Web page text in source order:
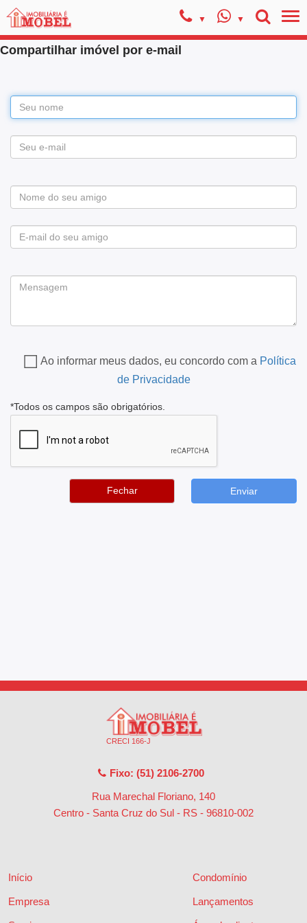
Compartilhar imóvel por e-mail
Ao informar meus dados, eu concordo com a Política
de Privacidade
*Todos os campos são obrigatórios.
Fechar
CRECI 166-J
Fixo: (51) 2106-2700
Rua Marechal Floriano, 140
Centro - Santa Cruz do Sul - RS - 96810-002
Início
Empresa
Condomínio
Lançamentos